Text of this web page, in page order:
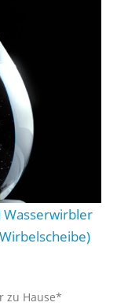
Wasserwirbler
zu Hause*